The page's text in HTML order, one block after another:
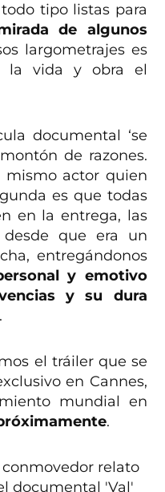
tipo listas para
de algunos
largometrajes es
la vida y obra el
documental ‘se
de razones.
mismo actor quien
es que todas
en la entrega, las
que era un
entregándonos
y emotivo
y su dura
.
el tráiler que se
en Cannes,
mundial en
.